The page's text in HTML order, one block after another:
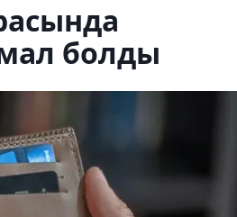
болды